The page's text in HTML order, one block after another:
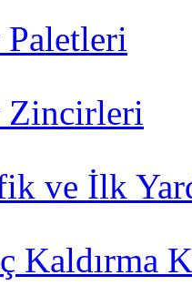
Zincirleri
ve İlk
Kaldırma